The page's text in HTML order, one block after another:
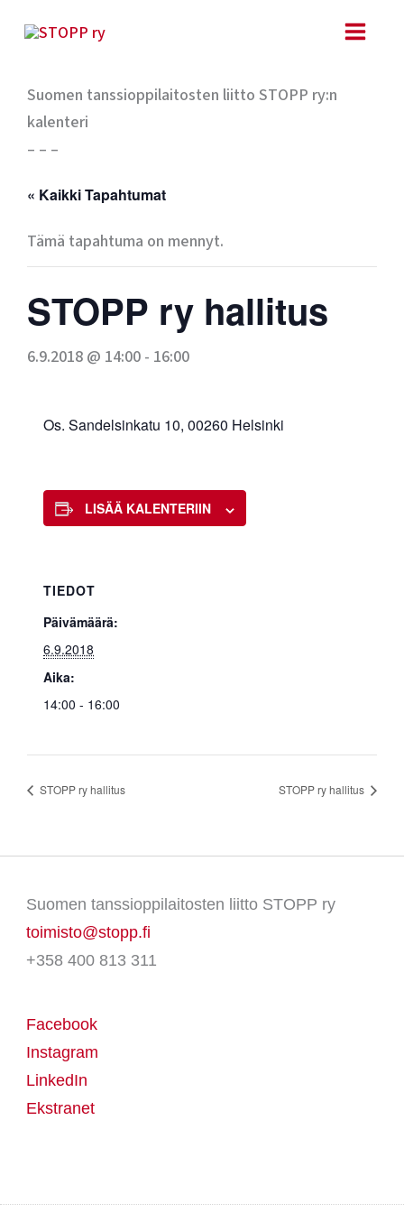
sisältöön
Suomen tanssioppilaitosten liitto STOPP ry:n
kalenteri
– – –
« Kaikki Tapahtumat
Tämä tapahtuma on mennyt.
STOPP ry hallitus
6.9.2018 @ 14:00- 16:00
Os. Sandelsinkatu 10, 00260 Helsinki
LISÄÄ KALENTERIIN
TIEDOT
Päivämäärä:
6.9.2018
Aika:
14:00 - 16:00
STOPP ry hallitus STOPP ry hallitus
Suomen tanssioppilaitosten liitto STOPP ry
toimisto@stopp.fi
+358 400 813 311
Facebook
Instagram
LinkedIn
Ekstranet